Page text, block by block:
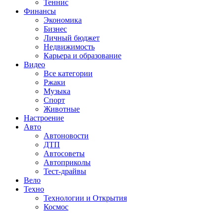
Теннис
Финансы
Экономика
Бизнес
Личный бюджет
Недвижимость
Карьера и образование
Видео
Все категории
Ржаки
Музыка
Спорт
Животные
Настроение
Авто
Автоновости
ДТП
Автосоветы
Автоприколы
Тест-драйвы
Вело
Техно
Технологии и Открытия
Космос